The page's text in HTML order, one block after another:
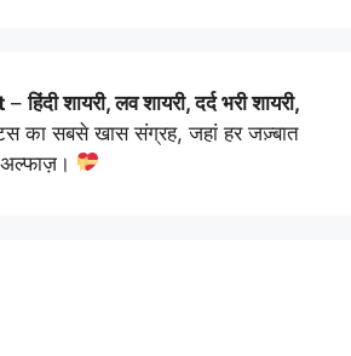
–हिंदी शायरी, लव शायरी, दर्द भरी शायरी,
का सबसे खास संग्रह, जहां हर जज़्बात